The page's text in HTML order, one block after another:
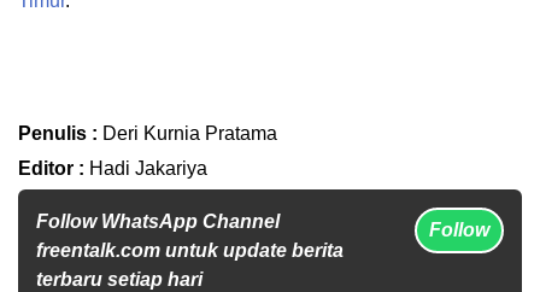
Penulis : Deri Kurnia Pratama
Editor : Hadi Jakariya
Follow WhatsApp Channel
freentalk.com untuk update berita
terbaru setiap hari
Follow